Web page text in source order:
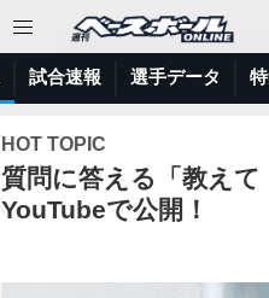
試合速報 選手データ
HOT TOPIC
質問に答える「教え
YouTubeで公開！